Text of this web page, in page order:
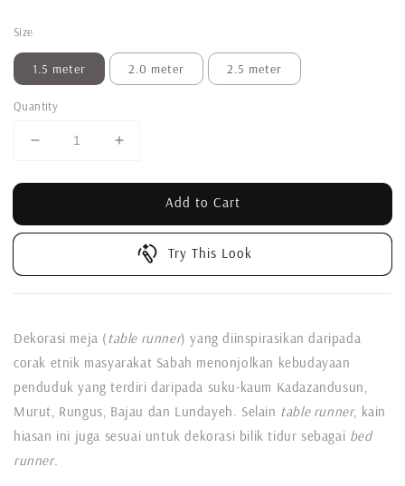
Size
1.5 meter 2.0 meter 2.5 meter
Quantity
Add to Cart
Try This Look
Dekorasi meja (table runner) yang diinspirasikan daripada
corak etnik masyarakat Sabah menonjolkan kebudayaan
penduduk yang terdiri daripada suku-kaum Kadazandusun,
Murut, Rungus, Bajau dan Lundayeh. Selain table runner, kain
hiasan ini juga sesuai untuk dekorasi bilik tidur sebagai bed
runner.